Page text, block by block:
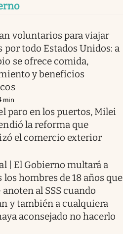
voluntarios para viajar
por todo Estados Unidos: a
se ofrece comida,
y beneficios
min
paro en los puertos, Milei
la reforma que
el comercio exterior
| El Gobierno multará a
los hombres de 18 años que
anoten al SSS cuando
y también a cualquiera
aconsejado no hacerlo